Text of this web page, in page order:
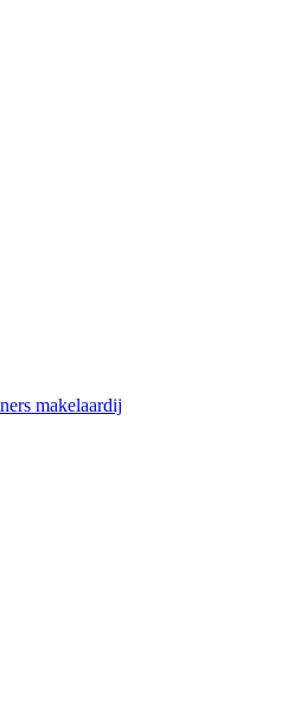
makelaardij